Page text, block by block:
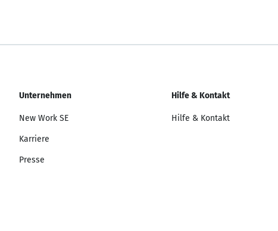
Unternehmen
New Work SE
Karriere
Presse
Hilfe & Kontakt
Hilfe & Kontakt